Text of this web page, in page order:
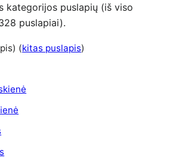
kategorijos puslapių (iš viso
puslapiai).
(kitas puslapis)